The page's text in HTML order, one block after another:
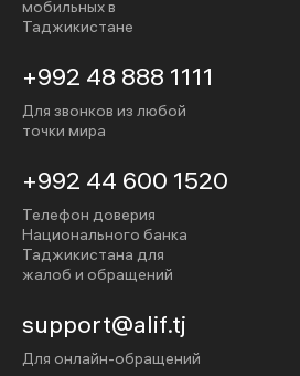
мобильных в
Таджикистане
+992 48 888 1111
Для звонков из любой
точки мира
+992 44 600 1520
Телефон доверия
Национального банка
Таджикистана для
жалоб и обращений
support@alif.tj
Для онлайн-обращений